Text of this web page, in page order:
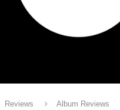
Reviews Album Reviews